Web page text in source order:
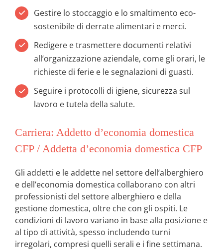
Gestire lo stoccaggio e lo smaltimento eco-
sostenibile di derrate alimentari e merci.
Redigere e trasmettere documenti relativi
all’organizzazione aziendale, come gli orari, le
richieste di ferie e le segnalazioni di guasti.
Seguire i protocolli di igiene, sicurezza sul
lavoro e tutela della salute.
Carriera: Addetto d’economia domestica
CFP / Addetta d’economia domestica CFP
Gli addetti e le addette nel settore dell’alberghiero
e dell’economia domestica collaborano con altri
professionisti del settore alberghiero e della
gestione domestica, oltre che con gli ospiti. Le
condizioni di lavoro variano in base alla posizione e
al tipo di attività, spesso includendo turni
irregolari, compresi quelli serali e i fine settimana.